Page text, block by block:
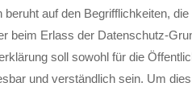
auf den Begrifflichkeiten, die
beim Erlass der Datenschutz-
soll sowohl für die
und verständlich sein. Um